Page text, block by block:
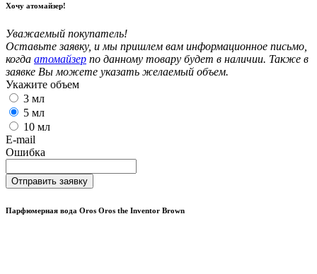
Хочу атомайзер!
Уважаемый покупатель!
Оставьте заявку, и мы пришлем вам информационное письмо,
когда атомайзер по данному товару будет в наличии. Также в
заявке Вы можете указать желаемый объем.
Укажите объем
3 мл
5 мл
10 мл
E-mail
Ошибка
Отправить заявку
Парфюмерная вода Oros Oros the Inventor Brown